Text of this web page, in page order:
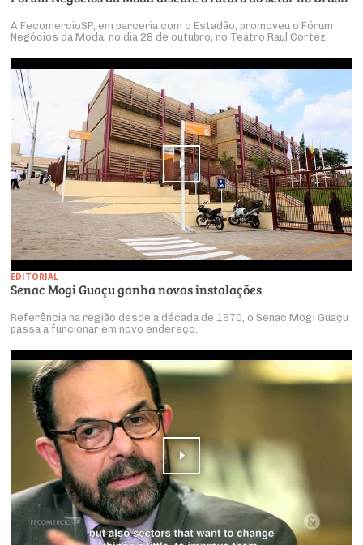
A FecomercioSP, em parceria com o Estadão, promoveu o Fórum
Negócios da Moda, no dia 28 de outubro, no Teatro Raul Cortez.
EDITORIAL
Senac Mogi Guaçu ganha novas instalações
Referência na região desde a década de 1970, o Senac Mogi Guaçu
passa a funcionar em novo endereço.